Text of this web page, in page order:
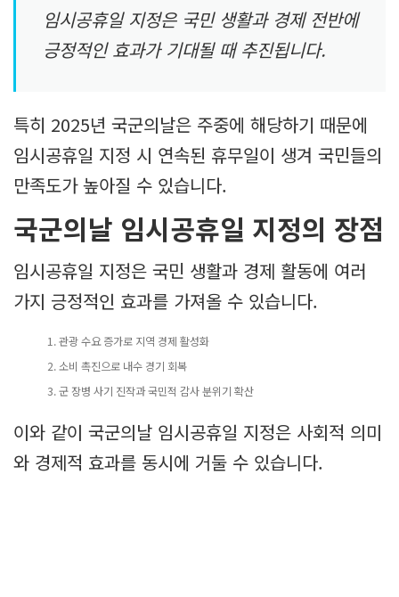
임시공휴일 지정은 국민 생활과 경제 전반에
긍정적인 효과가 기대될 때 추진됩니다.
특히 2025년 국군의날은 주중에 해당하기 때문에
임시공휴일 지정 시 연속된 휴무일이 생겨 국민들의
만족도가 높아질 수 있습니다.
국군의날 임시공휴일 지정의 장점
임시공휴일 지정은 국민 생활과 경제 활동에 여러
가지 긍정적인 효과를 가져올 수 있습니다.
관광 수요 증가로 지역 경제 활성화
소비 촉진으로 내수 경기 회복
군 장병 사기 진작과 국민적 감사 분위기 확산
이와 같이 국군의날 임시공휴일 지정은 사회적 의미
와 경제적 효과를 동시에 거둘 수 있습니다.